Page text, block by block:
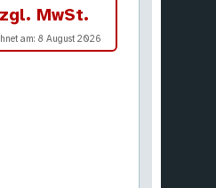
MwSt.
am: 8 August 2026